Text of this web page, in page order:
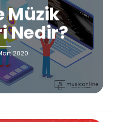
Müzik
Nedir?
2020